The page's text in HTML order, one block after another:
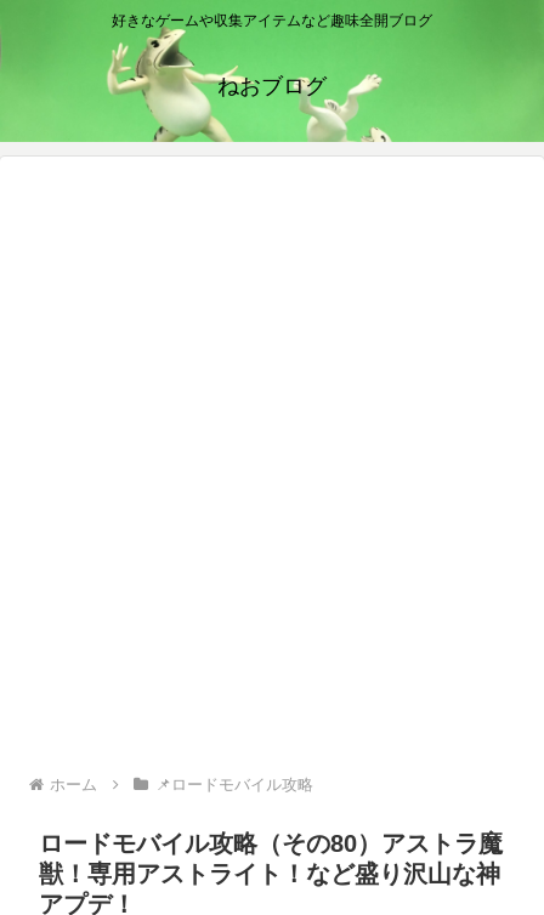
好きなゲームや収集アイテムなど趣味全開ブログ
ねおブログ
ホーム 📌ロードモバイル攻略
ロードモバイル攻略（その80）アストラ魔
獣！専用アストライト！など盛り沢山な神
アプデ！